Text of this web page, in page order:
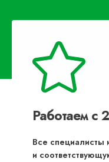
Работаем с
Все специалисты
и